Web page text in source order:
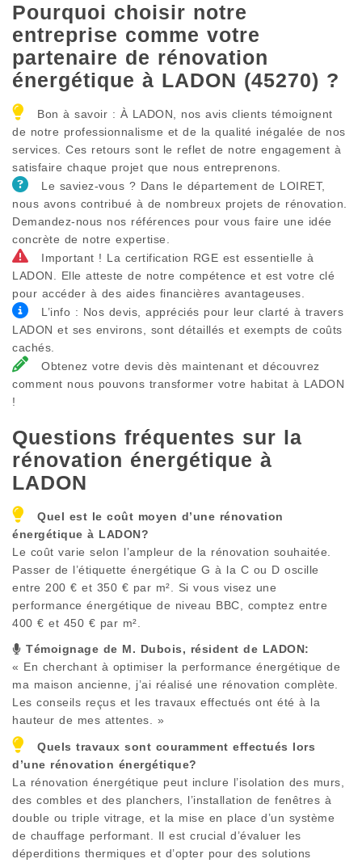
Pourquoi choisir notre
entreprise comme votre
partenaire de rénovation
énergétique à LADON (45270) ?
Bon à savoir : À LADON, nos avis clients témoignent
de notre professionnalisme et de la qualité inégalée de nos
services. Ces retours sont le reflet de notre engagement à
satisfaire chaque projet que nous entreprenons.
Le saviez-vous ? Dans le département de LOIRET,
nous avons contribué à de nombreux projets de rénovation.
Demandez-nous nos références pour vous faire une idée
concrète de notre expertise.
Important ! La certification RGE est essentielle à
LADON. Elle atteste de notre compétence et est votre clé
pour accéder à des aides financières avantageuses.
L’info : Nos devis, appréciés pour leur clarté à travers
LADON et ses environs, sont détaillés et exempts de coûts
cachés.
Obtenez votre devis dès maintenant et découvrez
comment nous pouvons transformer votre habitat à LADON
!
Questions fréquentes sur la
rénovation énergétique à
LADON
Quel est le coût moyen d’une rénovation
énergétique à LADON?
Le coût varie selon l’ampleur de la rénovation souhaitée.
Passer de l’étiquette énergétique G à la C ou D oscille
entre 200 € et 350 € par m². Si vous visez une
performance énergétique de niveau BBC, comptez entre
400 € et 450 € par m².
Témoignage de M. Dubois, résident de LADON:
« En cherchant à optimiser la performance énergétique de
ma maison ancienne, j’ai réalisé une rénovation complète.
Les conseils reçus et les travaux effectués ont été à la
hauteur de mes attentes. »
Quels travaux sont couramment effectués lors
d’une rénovation énergétique?
La rénovation énergétique peut inclure l’isolation des murs,
des combles et des planchers, l’installation de fenêtres à
double ou triple vitrage, et la mise en place d’un système
de chauffage performant. Il est crucial d’évaluer les
déperditions thermiques et d’opter pour des solutions